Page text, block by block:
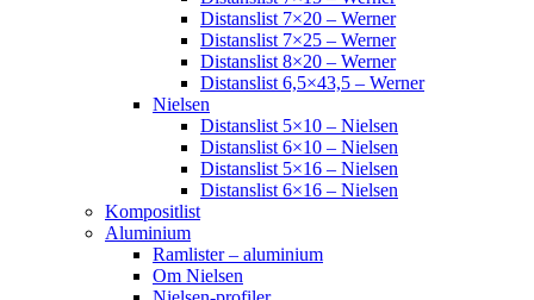
Distanslist 7×20 – Werner
Distanslist 7×25 – Werner
Distanslist 8×20 – Werner
Distanslist 6,5×43,5 – Werner
Nielsen
Distanslist 5×10 – Nielsen
Distanslist 6×10 – Nielsen
Distanslist 5×16 – Nielsen
Distanslist 6×16 – Nielsen
Kompositlist
Aluminium
Ramlister – aluminium
Om Nielsen